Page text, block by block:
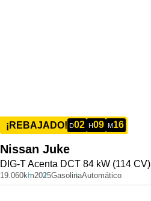
¡REBAJADO! D02 H09 M16
Nissan Juke
DIG-T Acenta DCT 84 kW (114 CV)
19.060km2025GasolinaAutomático